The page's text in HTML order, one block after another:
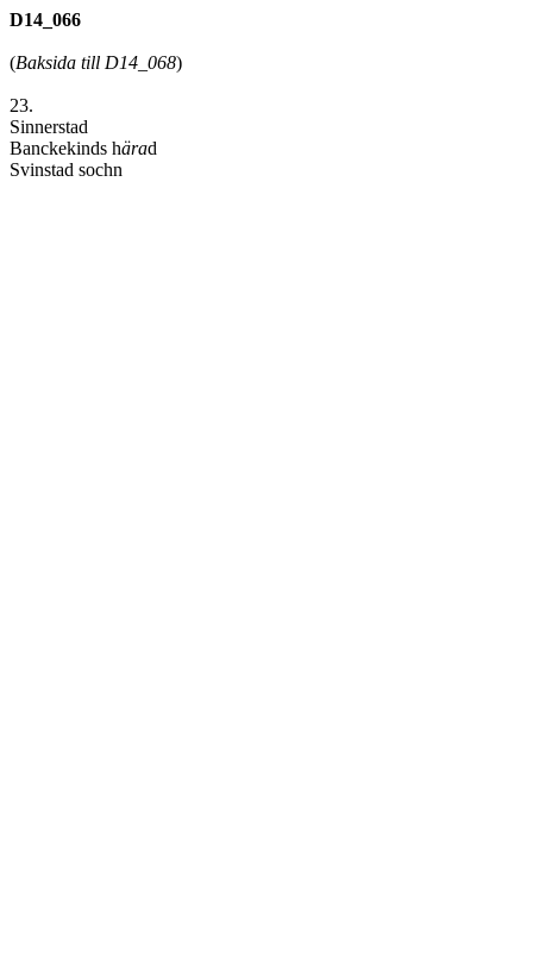
D14_066
(Baksida till D14_068)
23.
Sinnerstad
Banckekinds härad
Svinstad sochn